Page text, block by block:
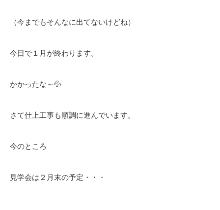
（今までもそんなに出てないけどね）
今日で１月が終わります。
かかったな～💦
さて仕上工事も順調に進んでいます。
今のところ
見学会は２月末の予定・・・